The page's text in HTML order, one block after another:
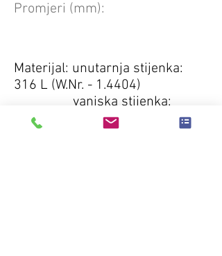
Promjeri (mm):
Materijal: unutarnja stijenka:
316 L (W.Nr. - 1.4404)
vanjska stijenka:
304BA (W.Nr. 1.4301)